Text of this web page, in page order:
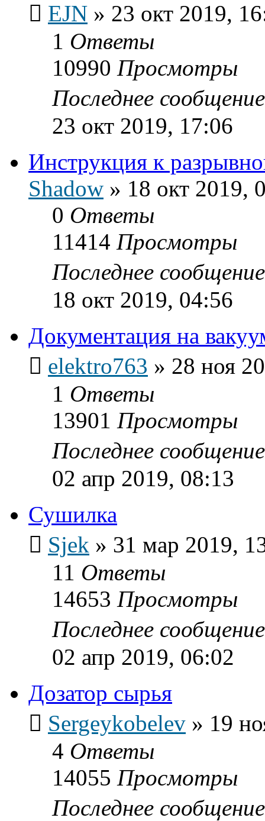
EJN » 23 окт 2019,
1 Ответы
10990 Просмотры
Последнее
23 окт 2019, 17:06
Инструкция к
Shadow » 18 окт 2019,
0 Ответы
11414 Просмотры
Последнее
18 окт 2019, 04:56
Документация на
elektro763 » 28 ноя
1 Ответы
13901 Просмотры
Последнее
02 апр 2019, 08:13
Сушилка
Sjek » 31 мар 2019,
11 Ответы
14653 Просмотры
Последнее
02 апр 2019, 06:02
Дозатор сырья
Sergeykobelev » 19
4 Ответы
14055 Просмотры
Последнее